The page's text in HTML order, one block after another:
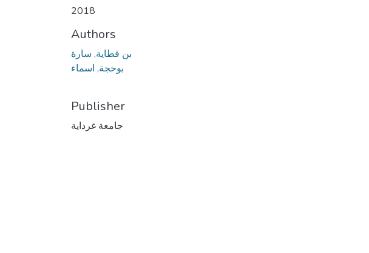
2018
Authors
بن قطاية, سارة
بوحجة, اسماء
Publisher
جامعة غرداية